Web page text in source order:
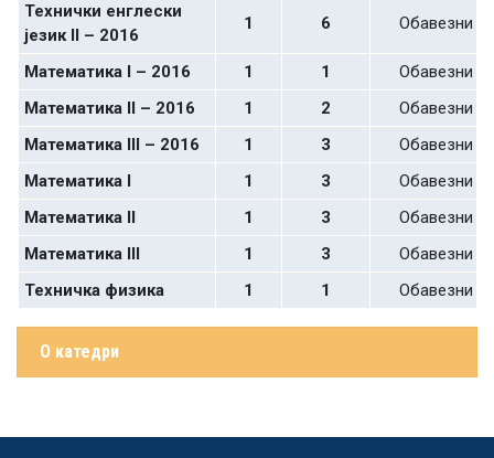
Технички енглески
језик II – 2016
1 6 Обавезни
Математика I – 2016 1 1
Обавезни
Математика II – 2016
1 2
Обавезни
Математика III – 2016
1 3
Обавезни
Математика I
1 3
Обавезни
Математика II
1 3
Обавезни
Математика III
1 3
Обавезни
Техничка физика
1 1 Обавезни
О катедри